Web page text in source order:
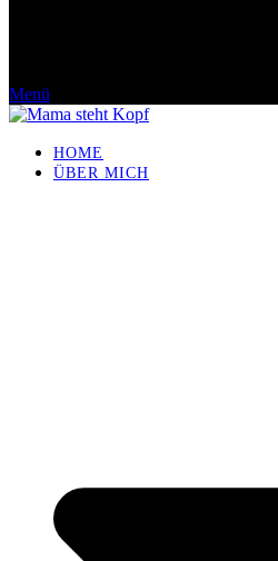
Menü
HOME
ÜBER MICH